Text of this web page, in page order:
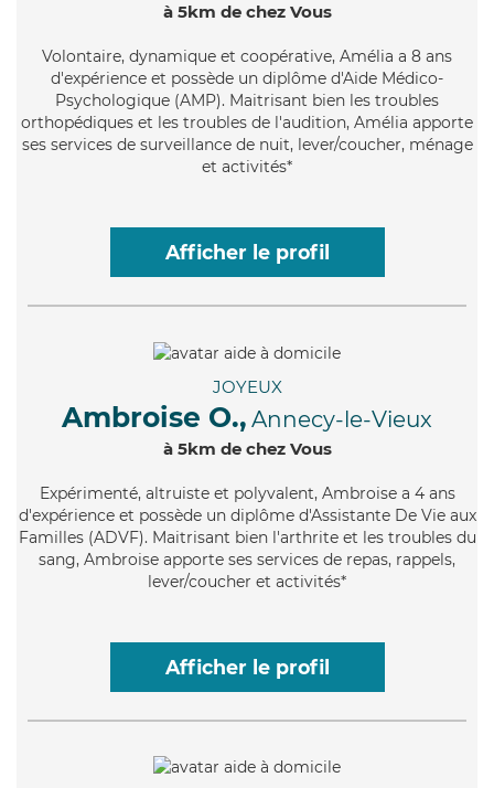
à 5km de chez Vous
Volontaire, dynamique et coopérative, Amélia a 8 ans
d'expérience et possède un diplôme d'Aide Médico-
Psychologique (AMP). Maitrisant bien les troubles
orthopédiques et les troubles de l'audition, Amélia apporte
ses services de surveillance de nuit, lever/coucher, ménage
et activités*
Afficher le profil
JOYEUX
Ambroise O., Annecy-le-Vieux
à 5km de chez Vous
Expérimenté, altruiste et polyvalent, Ambroise a 4 ans
d'expérience et possède un diplôme d'Assistante De Vie aux
Familles (ADVF). Maitrisant bien l'arthrite et les troubles du
sang, Ambroise apporte ses services de repas, rappels,
lever/coucher et activités*
Afficher le profil